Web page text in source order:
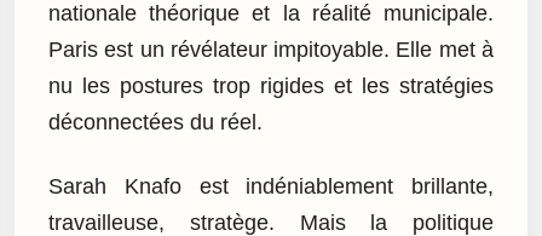
nationale théorique et la réalité municipale.
Paris est un révélateur impitoyable. Elle met à
nu les postures trop rigides et les stratégies
déconnectées du réel.
Sarah Knafo est indéniablement brillante,
travailleuse, stratège. Mais la politique